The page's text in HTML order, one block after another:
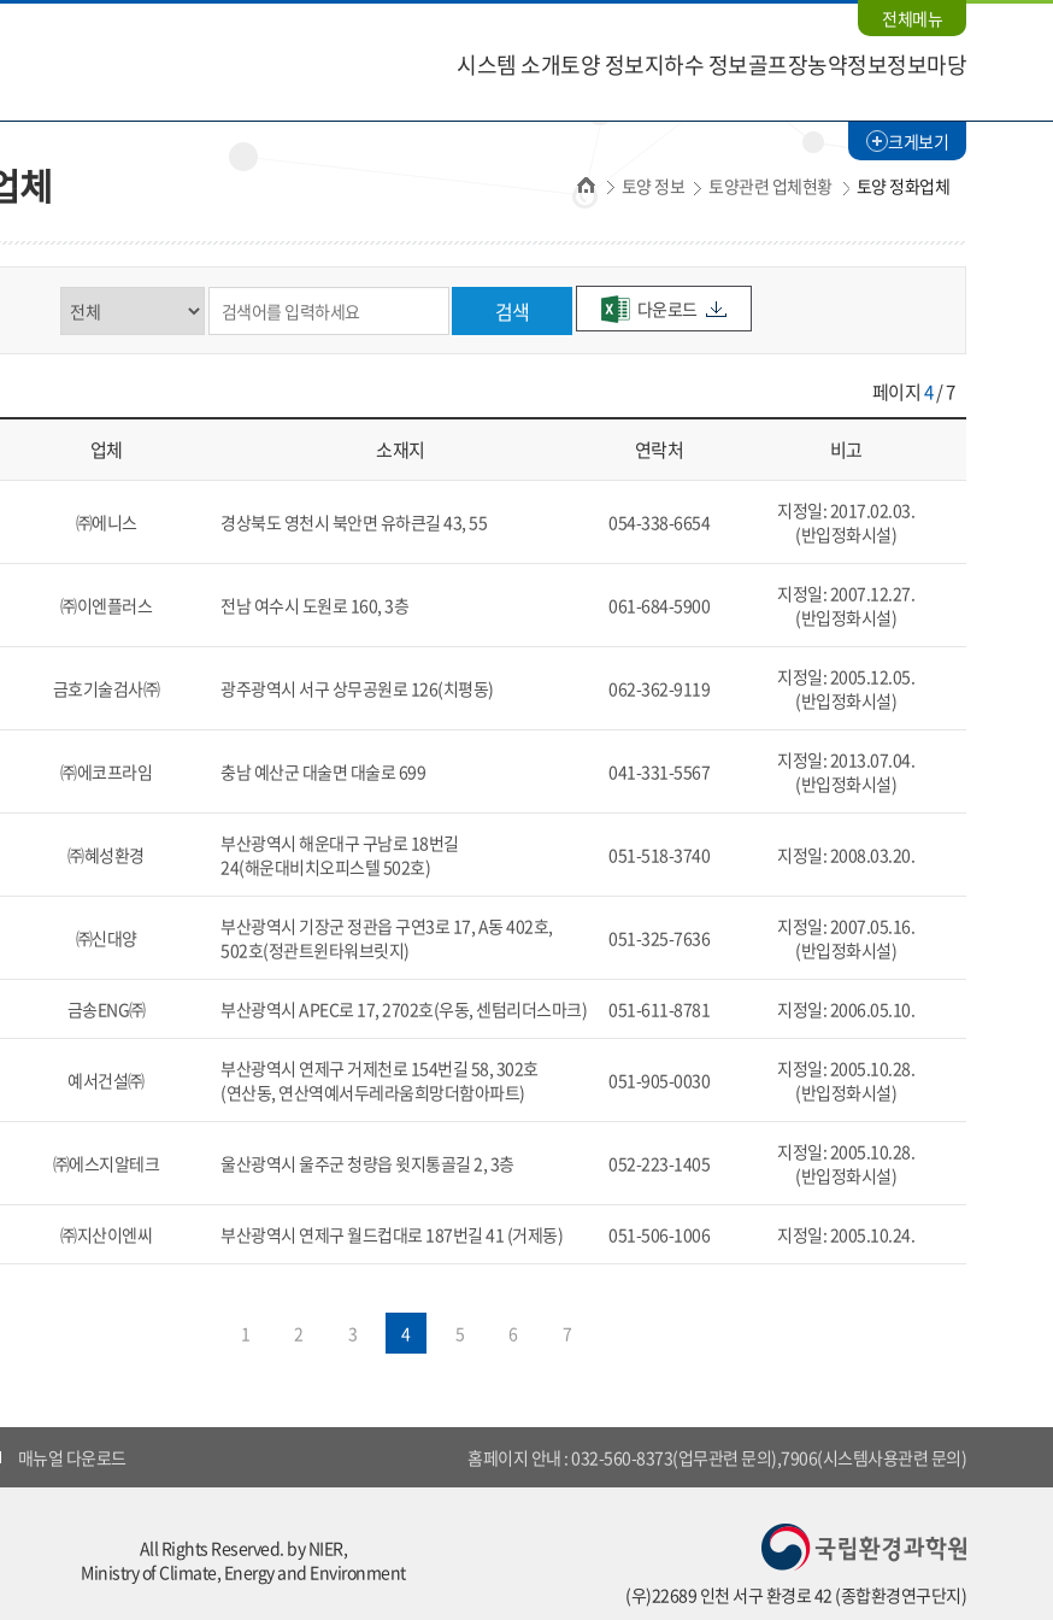
시스템 소개토양 정보지하수 정보골프장농약정보정보마당
전체메뉴
체 홈 토양 정보 토양관련 업체현황 토양 정화업체
크게보기
검색 다운로드
페이지4/ 7
업체 소재지 연락처 비고
㈜에니스 경상북도 영천시 북안면 유하큰길 43, 55 054-338-6654
지정일: 2017.02.03.
(반입정화시설)
㈜이엔플러스 전남 여수시 도원로 160, 3층 061-684-5900
지정일: 2007.12.27.
(반입정화시설)
금호기술검사㈜ 광주광역시 서구 상무공원로 126(치평동) 062-362-9119
지정일: 2005.12.05.
(반입정화시설)
㈜에코프라임 충남 예산군 대술면 대술로 699 041-331-5567
지정일: 2013.07.04.
(반입정화시설)
㈜혜성환경
부산광역시 해운대구 구남로 18번길
24(해운대비치오피스텔 502호)
051-518-3740 지정일: 2008.03.20.
㈜신대양
부산광역시 기장군 정관읍 구연3로 17, A동 402호,
502호(정관트윈타워브릿지)
051-325-7636
지정일: 2007.05.16.
(반입정화시설)
금송ENG㈜ 부산광역시 APEC로 17, 2702호(우동, 센텀리더스마크) 051-611-8781 지정일: 2006.05.10.
예서건설㈜
부산광역시 연제구 거제천로 154번길 58, 302호
(연산동, 연산역예서두레라움희망더함아파트)
051-905-0030
지정일: 2005.10.28.
(반입정화시설)
㈜에스지알테크 울산광역시 울주군 청량읍 윗지통골길 2, 3층 052-223-1405
지정일: 2005.10.28.
(반입정화시설)
㈜지산이엔씨 부산광역시 연제구 월드컵대로 187번길 41 (거제동) 051-506-1006 지정일: 2005.10.24.
1 2 3 4 5 6 7
매뉴얼 다운로드 홈페이지 안내 : 032-560-8373(업무관련 문의),7906(시스템사용관련 문의)
All Rights Reserved. by NIER,
Ministry of Climate, Energy and Environment
(우)22689 인천 서구 환경로 42 (종합환경연구단지)